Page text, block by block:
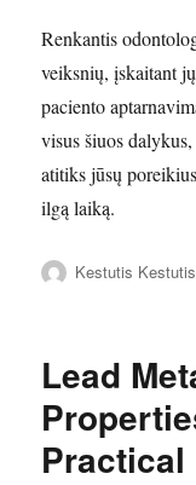
Renkantis
veiksnių, įskaitant
paciento
visus šiuos
atitiks jūsų
ilgą laiką.
Autorius
Kestutis Kestutis
Lead
Practical